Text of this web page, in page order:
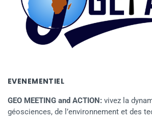
EVENEMENTIEL
GEO MEETING and ACTION: vivez la
géosciences, de l’environnement et des